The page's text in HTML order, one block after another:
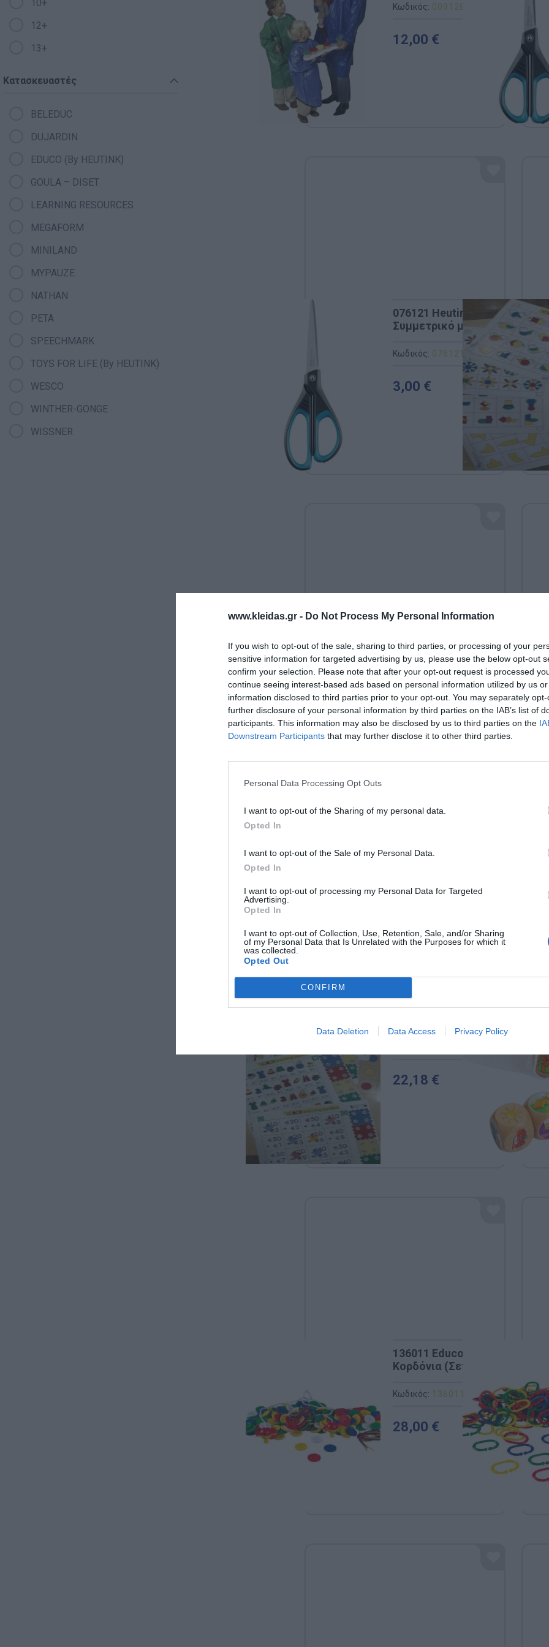
www.kleidas.gr - Do Not Process My Personal Information
If you wish to opt-out of the sale, sharing to third parties, or processing of your
sensitive information for targeted advertising by us, please use the below opt-out
confirm your selection. Please note that after your opt-out request is processed
continue seeing interest-based ads based on personal information utilized by us
information disclosed to third parties prior to your opt-out. You may separately
further disclosure of your personal information by third parties on the IAB’s list of
participants. This information may also be disclosed by us to third parties on the
Downstream Participants that may further disclose it to other third parties.
Personal Data Processing Opt Outs
I want to opt-out of the Sharing of my personal data.
Opted In
I want to opt-out of the Sale of my Personal Data.
Opted In
I want to opt-out of processing my Personal Data for Targeted
Advertising.
Opted In
I want to opt-out of Collection, Use, Retention, Sale, and/or Sharing
of my Personal Data that Is Unrelated with the Purposes for which it
was collected.
Opted Out
CONFIRM
Data Deletion Data Access Privacy Policy
10+
12+
13+
Κατασκευαστές
BELEDUC
DUJARDIN
EDUCO (By HEUTINK)
GOULA – DISET
LEARNING RESOURCES
MEGAFORM
MINILAND
MYPAUZE
NATHAN
PETA
SPEECHMARK
TOYS FOR LIFE (By HEUTINK)
WESCO
WINTHER-GONGE
WISSNER
Κωδικός: 009128
12,00 €
076121 Heutink - Ψαλίδι 21cm
Συμμετρικό με Μυτερά Άκρα
Κωδικός: 076121 EDUCO (By
3,00 €
087601 Lokon - Ασκήσεις:
Αριθμοί και Ποσότητες (Σετ
Καρτών & Πίνακας)
Κωδικός:087601 EDUCO (By
22,18 €
087701 Lokon - Ασκήσεις με
Καρτών)
22,18 €
136011 Educo - Κουμπιά &
Κορδόνια (Σετ 200 τμχ)
Κωδικός: 136011 EDUCO (By
28,00 €